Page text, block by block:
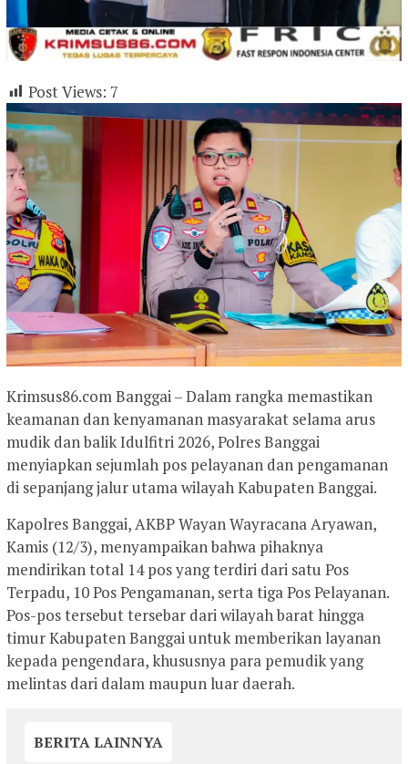
Post Views: 7
Krimsus86.com Banggai – Dalam rangka memastikan
keamanan dan kenyamanan masyarakat selama arus
mudik dan balik Idulfitri 2026, Polres Banggai
menyiapkan sejumlah pos pelayanan dan pengamanan
di sepanjang jalur utama wilayah Kabupaten Banggai.
Kapolres Banggai, AKBP Wayan Wayracana Aryawan,
Kamis (12/3), menyampaikan bahwa pihaknya
mendirikan total 14 pos yang terdiri dari satu Pos
Terpadu, 10 Pos Pengamanan, serta tiga Pos Pelayanan.
Pos-pos tersebut tersebar dari wilayah barat hingga
timur Kabupaten Banggai untuk memberikan layanan
kepada pengendara, khususnya para pemudik yang
melintas dari dalam maupun luar daerah.
BERITA LAINNYA